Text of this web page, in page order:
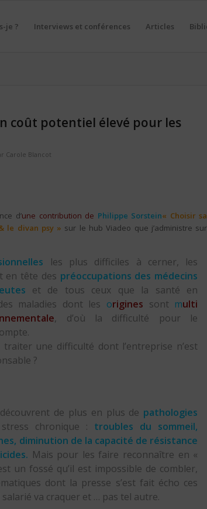
je ? Interviews et conférences Articles
coût potentiel élevé pour les
Carole Blancot
d’une contribution de Philippe Sorstein« Choisir sa
le divan psy » sur le hub Viadeo que j’administre sur
les plus difficiles à cerner, les
en tête des préoccupations des médecins
et de tous ceux que la santé en
maladies dont les origines sont multi
, d’où la difficulté pour le
une difficulté dont l’entreprise n’est
?
de plus en plus de pathologies
chronique : troubles du sommeil,
diminution de la capacité de résistance
Mais pour les faire reconnaître en «
un fossé qu’il est impossible de combler,
dont la presse s’est fait écho ces
va craquer et … pas tel autre.